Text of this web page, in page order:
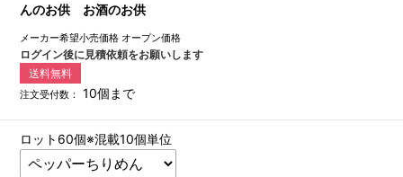
んのお供 お酒のお供
メーカー希望小売価格 オープン価格
ログイン後に見積依頼をお願いします
送料無料
注文受付数： 10個まで
ロット60個※混載10個単位